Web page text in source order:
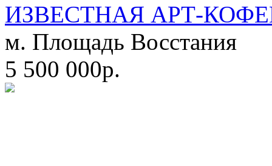
ИЗВЕСТНАЯ АРТ-
м. Площадь Восстания
5 500 000р.